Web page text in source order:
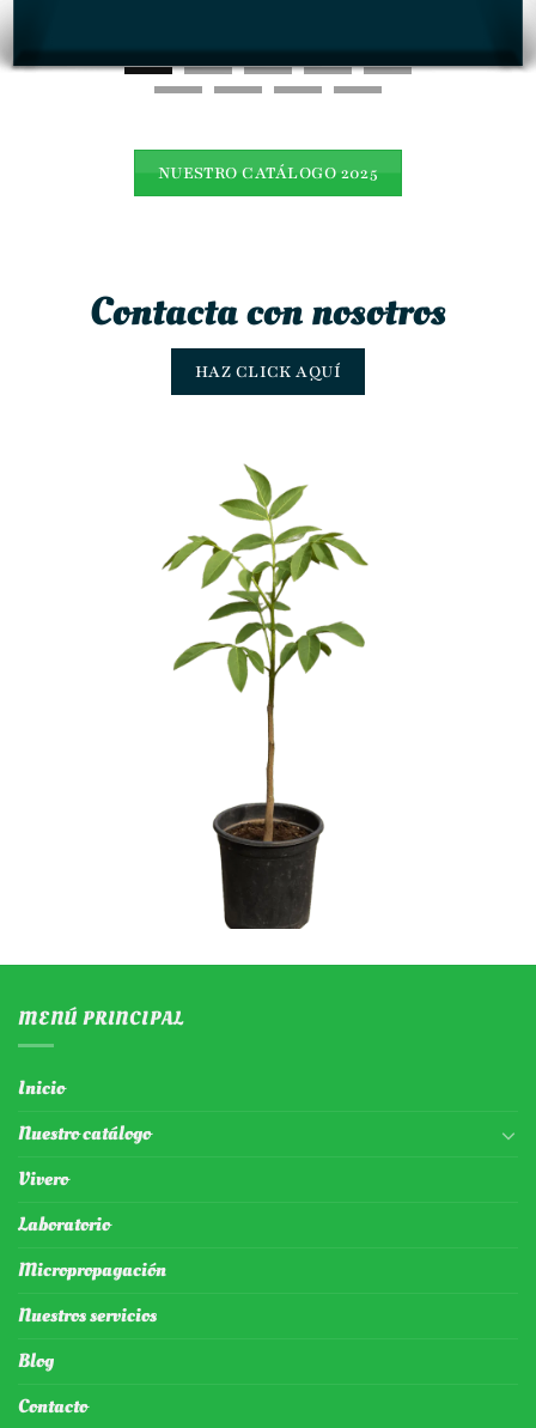
NUESTRO CATÁLOGO 2025
Contacta con nosotros
HAZ CLICK AQUÍ
MENÚ PRINCIPAL
Inicio
Nuestro catálogo
Vivero
Laboratorio
Micropropagación
Nuestros servicios
Blog
Contacto